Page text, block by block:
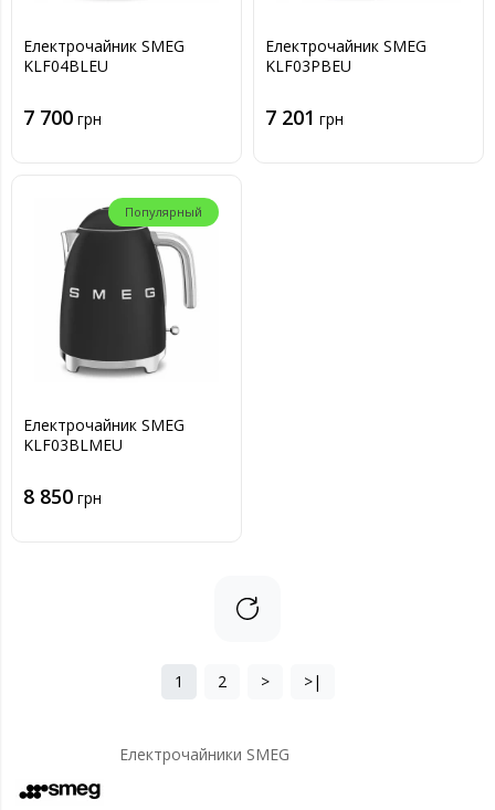
Електрочайник SMEG
KLF04BLEU
7 700 грн
Електрочайник SMEG
KLF03PBEU
7 201 грн
Популярный
Електрочайник SMEG
KLF03BLMEU
8 850 грн
1 2 > >|
Електрочайники SMEG